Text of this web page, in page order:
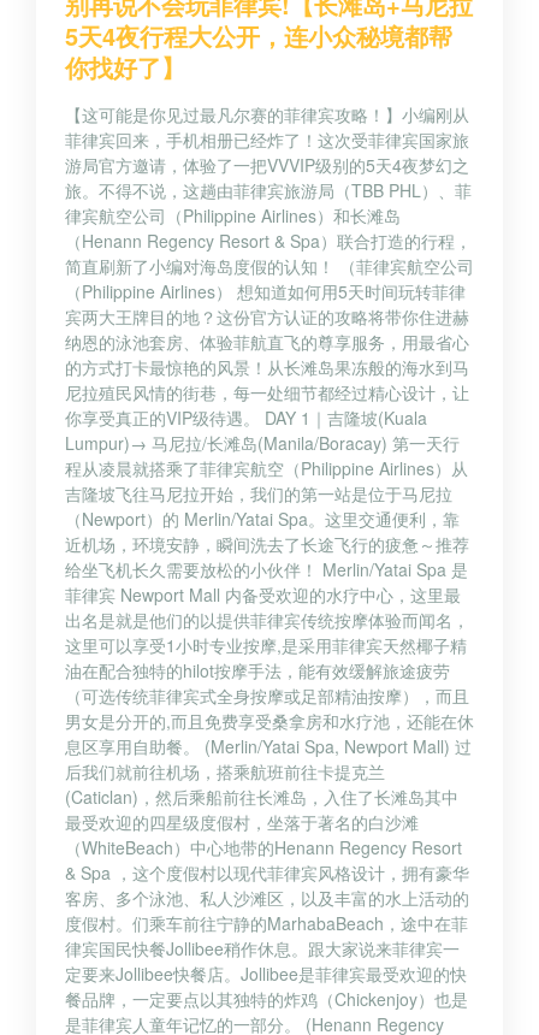
5天4夜行程大公开，连小众秘境都帮
你找好了】
【这可能是你见过最凡尔赛的菲律宾攻略！】小编刚从
菲律宾回来，手机相册已经炸了！这次受菲律宾国家旅
游局官方邀请，体验了一把VVVIP级别的5天4夜梦幻之
旅。不得不说，这趟由菲律宾旅游局（TBB PHL）、菲
律宾航空公司（Philippine Airlines）和长滩岛
（Henann Regency Resort & Spa）联合打造的行程，
简直刷新了小编对海岛度假的认知！ （菲律宾航空公司
（Philippine Airlines） 想知道如何用5天时间玩转菲律
宾两大王牌目的地？这份官方认证的攻略将带你住进赫
纳恩的泳池套房、体验菲航直飞的尊享服务，用最省心
的方式打卡最惊艳的风景！从长滩岛果冻般的海水到马
尼拉殖民风情的街巷，每一处细节都经过精心设计，让
你享受真正的VIP级待遇。 DAY 1｜吉隆坡(Kuala
Lumpur)→ 马尼拉/长滩岛(Manila/Boracay) 第一天行
程从凌晨就搭乘了菲律宾航空（Philippine Airlines）从
吉隆坡飞往马尼拉开始，我们的第一站是位于马尼拉
（Newport）的 Merlin/Yatai Spa。这里交通便利，靠
近机场，环境安静，瞬间洗去了长途飞行的疲惫～推荐
给坐飞机长久需要放松的小伙伴！ Merlin/Yatai Spa 是
菲律宾 Newport Mall 内备受欢迎的水疗中心，这里最
出名是就是他们的以提供菲律宾传统按摩体验而闻名，
这里可以享受1小时专业按摩,是采用菲律宾天然椰子精
油在配合独特的hilot按摩手法，能有效缓解旅途疲劳
（可选传统菲律宾式全身按摩或足部精油按摩），而且
男女是分开的,而且免费享受桑拿房和水疗池，还能在休
息区享用自助餐。 (Merlin/Yatai Spa, Newport Mall) 过
后我们就前往机场，搭乘航班前往卡提克兰
(Caticlan)，然后乘船前往长滩岛，入住了长滩岛其中
最受欢迎的四星级度假村，坐落于著名的白沙滩
（WhiteBeach）中心地带的Henann Regency Resort
& Spa ，这个度假村以现代菲律宾风格设计，拥有豪华
客房、多个泳池、私人沙滩区，以及丰富的水上活动的
度假村。们乘车前往宁静的MarhabaBeach，途中在菲
律宾国民快餐Jollibee稍作休息。跟大家说来菲律宾一
定要来Jollibee快餐店。Jollibee是菲律宾最受欢迎的快
餐品牌，一定要点以其独特的炸鸡（Chickenjoy）也是
是菲律宾人童年记忆的一部分。 (Henann Regency